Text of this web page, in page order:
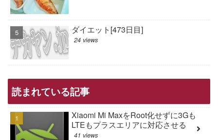
ダイエット[473日目]
24 views
読まれている記事
Xiaomi Mi MaxをRoot化せずに3Gも
LTEもプラスエリアに対応させる
41 views